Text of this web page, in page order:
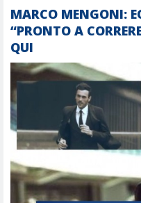
MARCO MENGONI:
“PRONTO A
QUI